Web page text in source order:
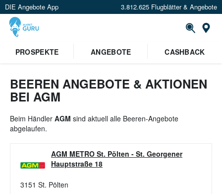
DIE Angebote App 3.812.625 Flugblätter & Angebote
PROSPEKTE ANGEBOTE CASHBACK
BEEREN ANGEBOTE & AKTIONEN
BEI AGM
Beim Händler AGM sind aktuell alle Beeren-Angebote
abgelaufen.
AGM METRO St. Pölten - St. Georgener
Hauptstraße 18
3151 St. Pölten